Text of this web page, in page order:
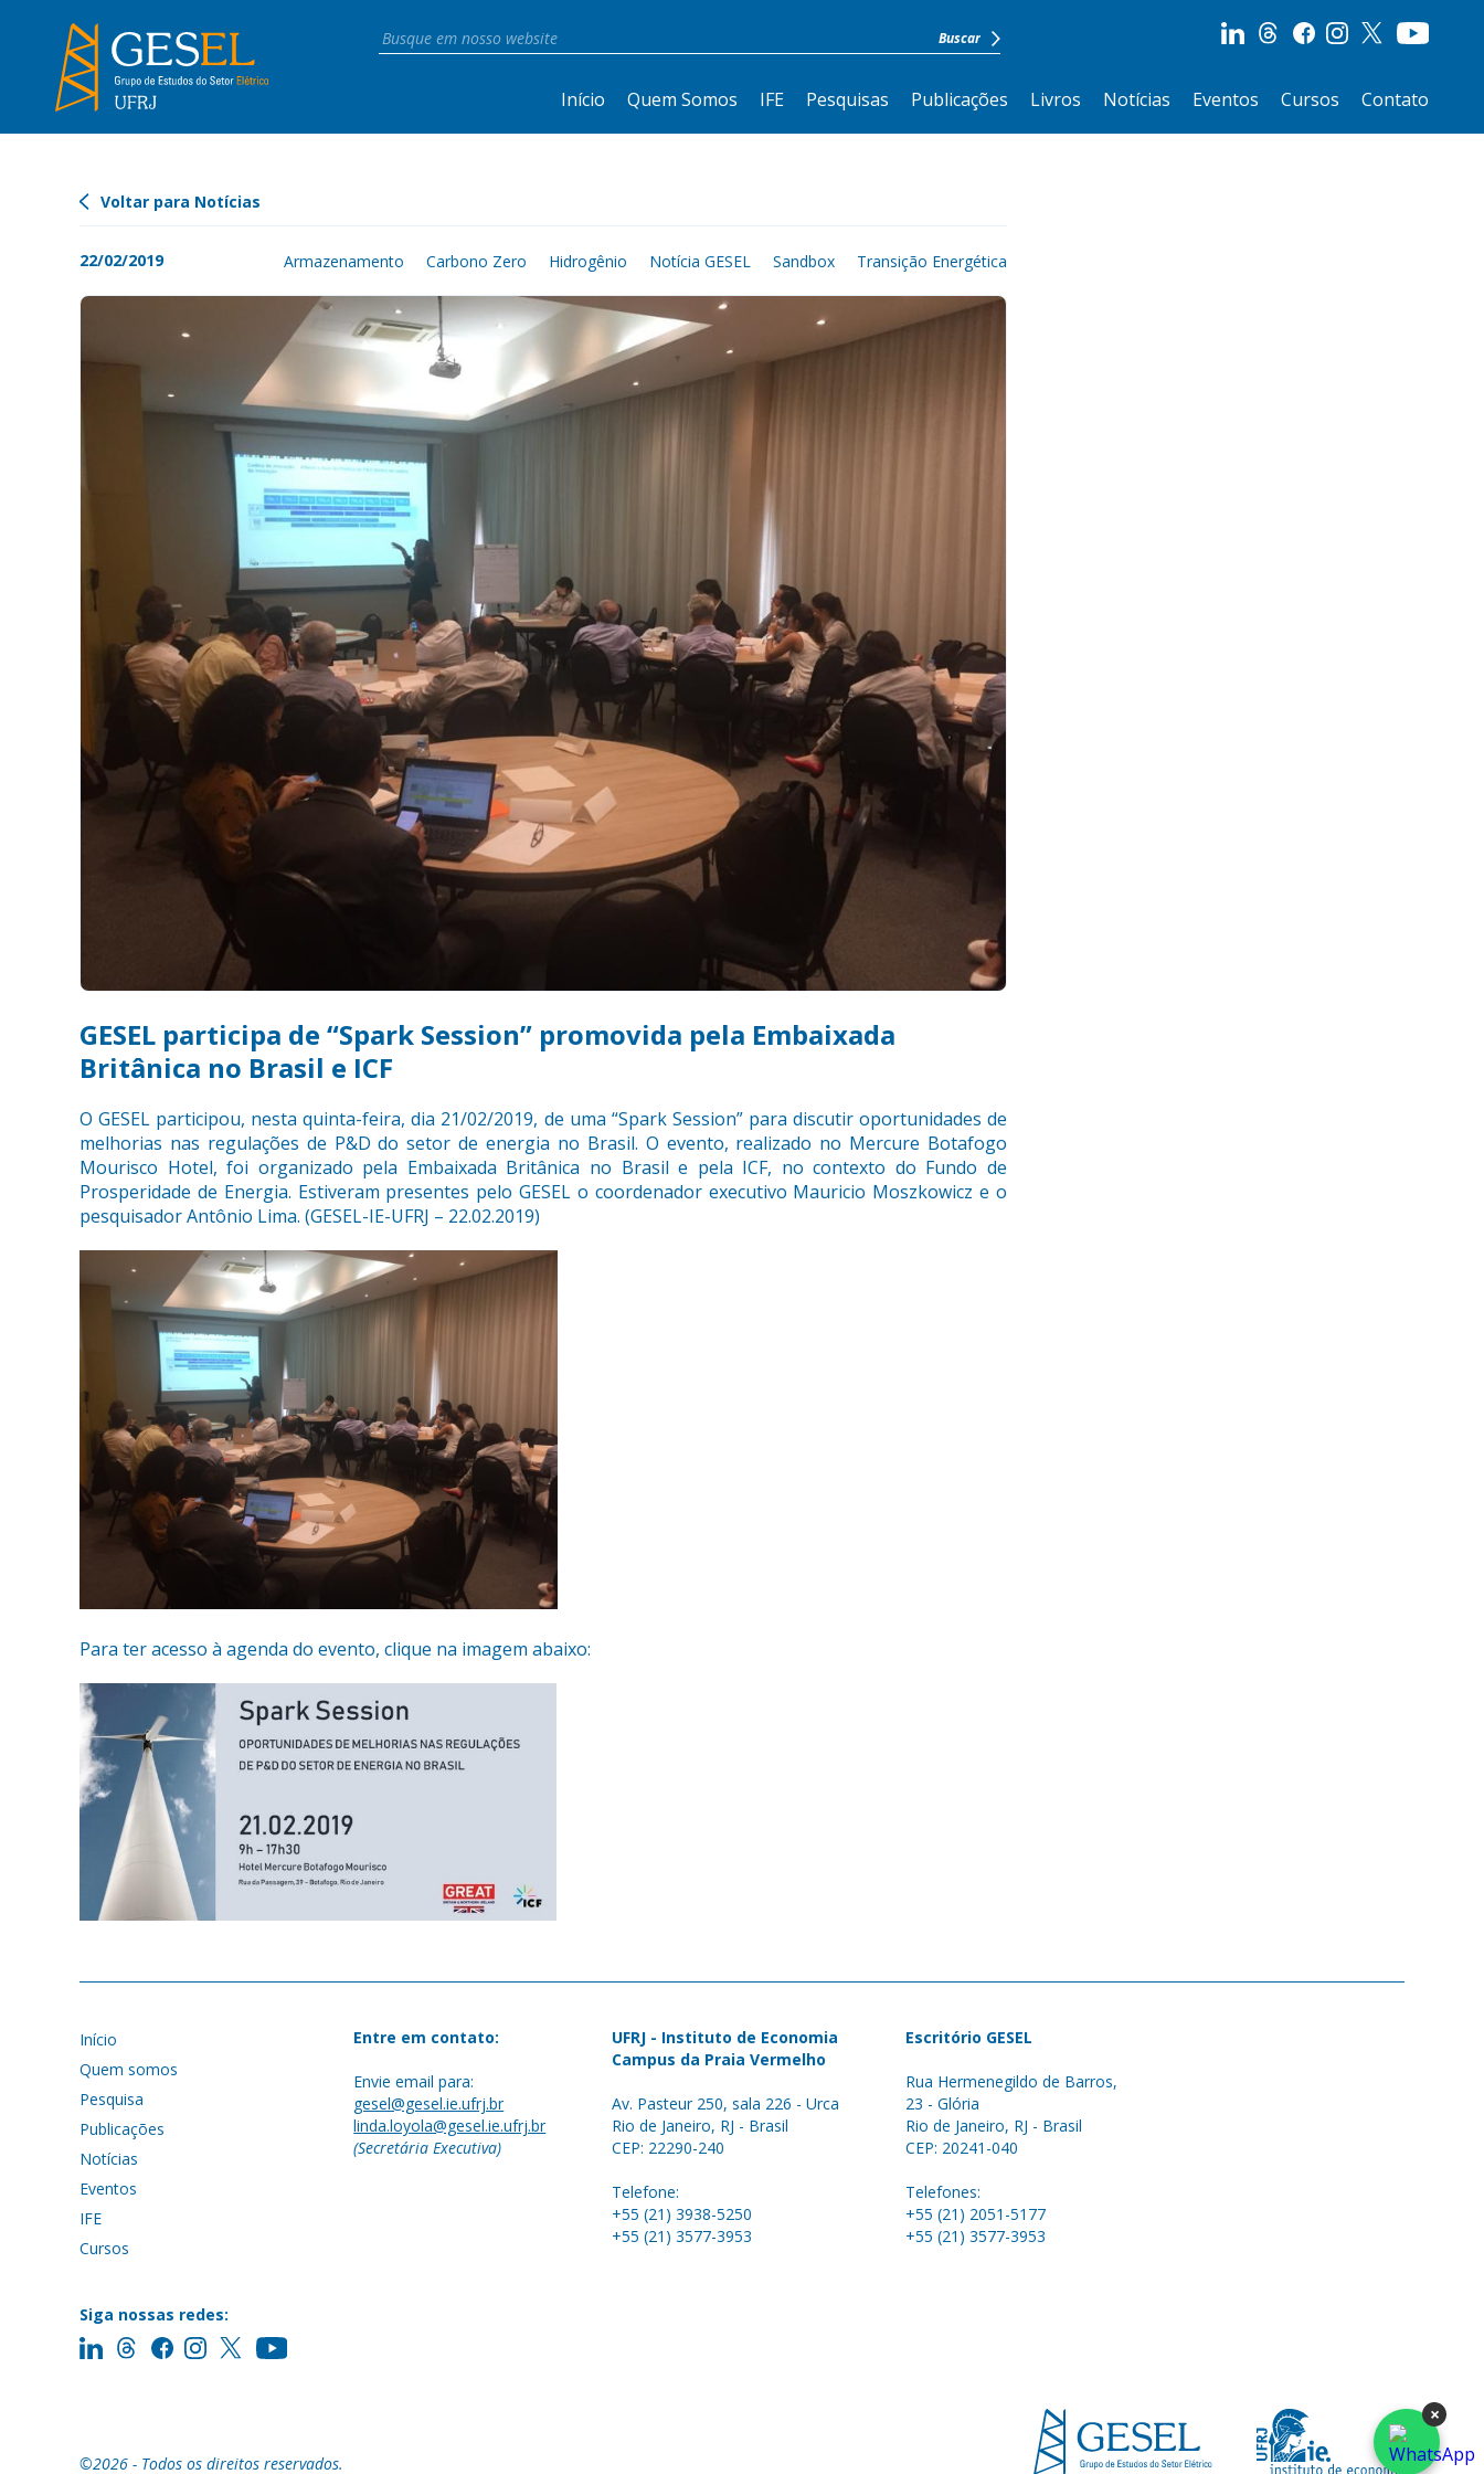
Início Quem Somos IFE Pesquisas Publicações Livros Notícias Eventos Cursos Contato
Voltar para Notícias
22/02/2019 Armazenamento Carbono Zero Hidrogênio Notícia GESEL Sandbox Transição Energética
GESEL participa de “Spark Session” promovida pela Embaixada
Britânica no Brasil e ICF
O GESEL participou, nesta quinta-feira, dia 21/02/2019, de uma “Spark Session” para discutir oportunidades de
melhorias nas regulações de P&D do setor de energia no Brasil. O evento, realizado no Mercure Botafogo
Mourisco Hotel, foi organizado pela Embaixada Britânica no Brasil e pela ICF, no contexto do Fundo de
Prosperidade de Energia. Estiveram presentes pelo GESEL o coordenador executivo Mauricio Moszkowicz e o
pesquisador Antônio Lima. (GESEL-IE-UFRJ – 22.02.2019)
Para ter acesso à agenda do evento, clique na imagem abaixo:
Início
Quem somos
Pesquisa
Publicações
Notícias
Eventos
IFE
Cursos
Siga nossas redes:
Entre em contato:
Envie email para:
gesel@gesel.ie.ufrj.br
linda.loyola@gesel.ie.ufrj.br
(Secretária Executiva)
UFRJ - Instituto de Economia
Campus da Praia Vermelho
Av. Pasteur 250, sala 226 - Urca
Rio de Janeiro, RJ - Brasil
CEP: 22290-240
Telefone:
+55 (21) 3938-5250
+55 (21) 3577-3953
Escritório GESEL
Rua Hermenegildo de Barros,
23 - Glória
Rio de Janeiro, RJ - Brasil
CEP: 20241-040
Telefones:
+55 (21) 2051-5177
+55 (21) 3577-3953
©2026 - Todos os direitos reservados.
×